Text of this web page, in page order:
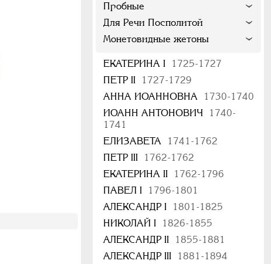
Пробные
Для Речи Посполитой
Монетовидные жетоны
ЕКАТЕРИНА I
1725-1727
ПЕТР II
1727-1729
АННА ИОАННОВНА
1730-1740
ИОАНН АНТОНОВИЧ
1740-
1741
ЕЛИЗАВЕТА
1741-1762
ПЕТР III
1762-1762
ЕКАТЕРИНА II
1762-1796
ПАВЕЛ I
1796-1801
АЛЕКСАНДР I
1801-1825
НИКОЛАЙ I
1826-1855
АЛЕКСАНДР II
1855-1881
АЛЕКСАНДР III
1881-1894